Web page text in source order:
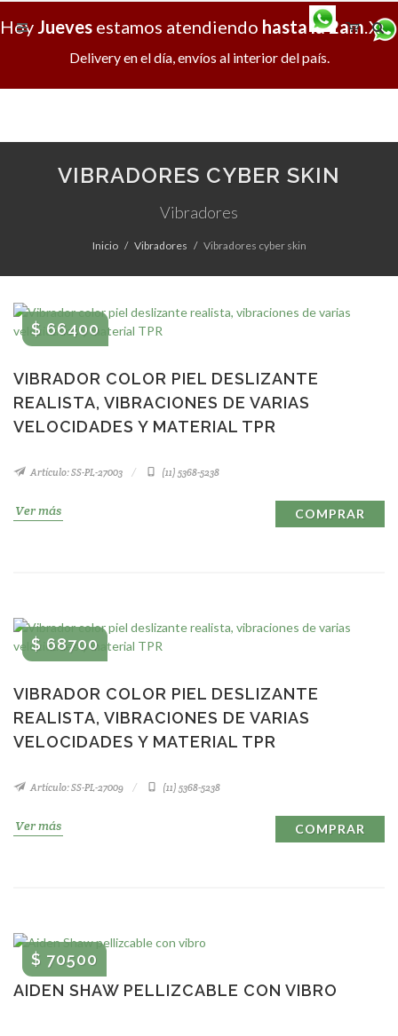
X
Hoy Jueves estamos atendiendo hasta la 2am.
Delivery en el día, envíos al interior del país.
VIBRADORES CYBER SKIN
Vibradores
Inicio Vibradores Vibradores cyber skin
VIBRADOR COLOR PIEL DESLIZANTE
REALISTA, VIBRACIONES DE VARIAS
VELOCIDADES Y MATERIAL TPR
$ 66400
Artículo: SS-PL-27003 (11) 5368-5238
Ver más COMPRAR
VIBRADOR COLOR PIEL DESLIZANTE
REALISTA, VIBRACIONES DE VARIAS
VELOCIDADES Y MATERIAL TPR
$ 68700
Artículo: SS-PL-27009 (11) 5368-5238
Ver más COMPRAR
AIDEN SHAW PELLIZCABLE CON VIBRO
$ 70500